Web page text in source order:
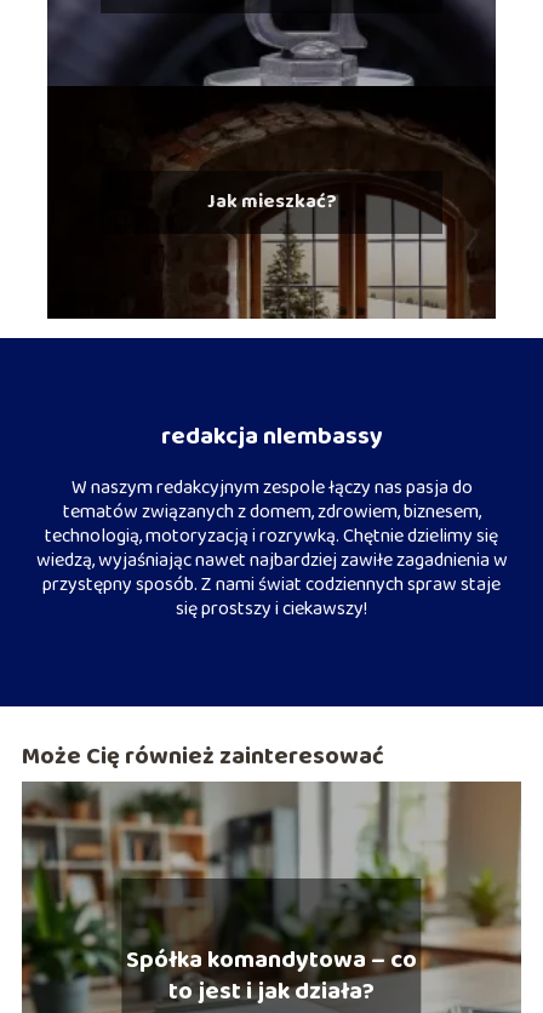
Jak mieszkać?
redakcja nlembassy
W naszym redakcyjnym zespole łączy nas pasja do
tematów związanych z domem, zdrowiem, biznesem,
technologią, motoryzacją i rozrywką. Chętnie dzielimy się
wiedzą, wyjaśniając nawet najbardziej zawiłe zagadnienia w
przystępny sposób. Z nami świat codziennych spraw staje
się prostszy i ciekawszy!
Może Cię również zainteresować
Spółka komandytowa – co
to jest i jak działa?